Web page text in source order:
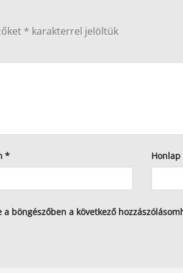
* karakterrel jelöltük
* Honlap
böngészőben a következő